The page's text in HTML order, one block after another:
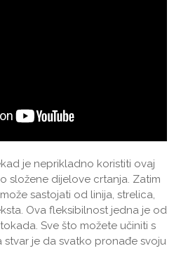
je neprikladno koristiti ovaj
složene dijelove crtanja. Zatim
sastojati od linija, strelica,
Ova fleksibilnost jedna je od
Sve što možete učiniti s
stvar je da svatko pronađe svoju